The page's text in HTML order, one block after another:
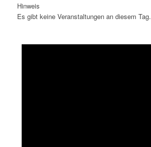
Hinweis
Es gibt keine Veranstaltungen an diesem Tag.